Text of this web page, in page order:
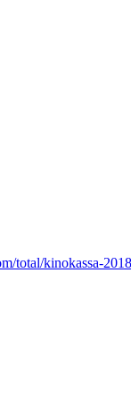
total/kinokassa-